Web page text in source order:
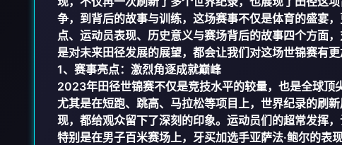
争，到背后的故事与训练，这场赛事不仅是体育的盛宴
点、运动员表现、历史意义与赛场背后的故事四个方面
是对未来田径发展的展望，都会让我们对这场世锦赛有更
1、赛事亮点：激烈角逐成就巅峰
2023年田径世锦赛不仅是竞技水平的较量，也是全球顶
尤其是在短跑、跳高、马拉松等项目上，世界纪录的刷
现，都给观众留下了深刻的印象。运动员们的超常发挥
特别是在男子百米赛场上，牙买加选手亚萨法·鲍尔的